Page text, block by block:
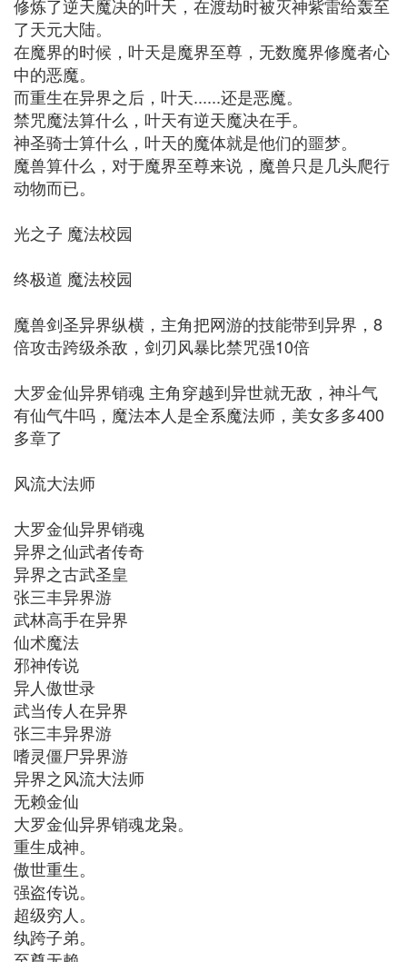
修炼了逆天魔决的叶天，在渡劫时被灭神紫雷给轰至
了天元大陆。
在魔界的时候，叶天是魔界至尊，无数魔界修魔者心
中的恶魔。
而重生在异界之后，叶天......还是恶魔。
禁咒魔法算什么，叶天有逆天魔决在手。
神圣骑士算什么，叶天的魔体就是他们的噩梦。
魔兽算什么，对于魔界至尊来说，魔兽只是几头爬行
动物而已。
光之子 魔法校园
终极道 魔法校园
魔兽剑圣异界纵横，主角把网游的技能带到异界，8
倍攻击跨级杀敌，剑刃风暴比禁咒强10倍
大罗金仙异界销魂 主角穿越到异世就无敌，神斗气
有仙气牛吗，魔法本人是全系魔法师，美女多多400
多章了
风流大法师
大罗金仙异界销魂
异界之仙武者传奇
异界之古武圣皇
张三丰异界游
武林高手在异界
仙术魔法
邪神传说
异人傲世录
武当传人在异界
张三丰异界游
嗜灵僵尸异界游
异界之风流大法师
无赖金仙
大罗金仙异界销魂龙枭。
重生成神。
傲世重生。
强盗传说。
超级穷人。
纨跨子弟。